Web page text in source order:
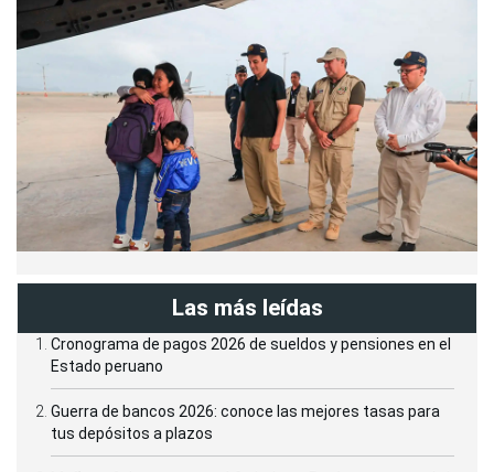
Las más leídas
Cronograma de pagos 2026 de sueldos y pensiones en el
Estado peruano
Guerra de bancos 2026: conoce las mejores tasas para
tus depósitos a plazos